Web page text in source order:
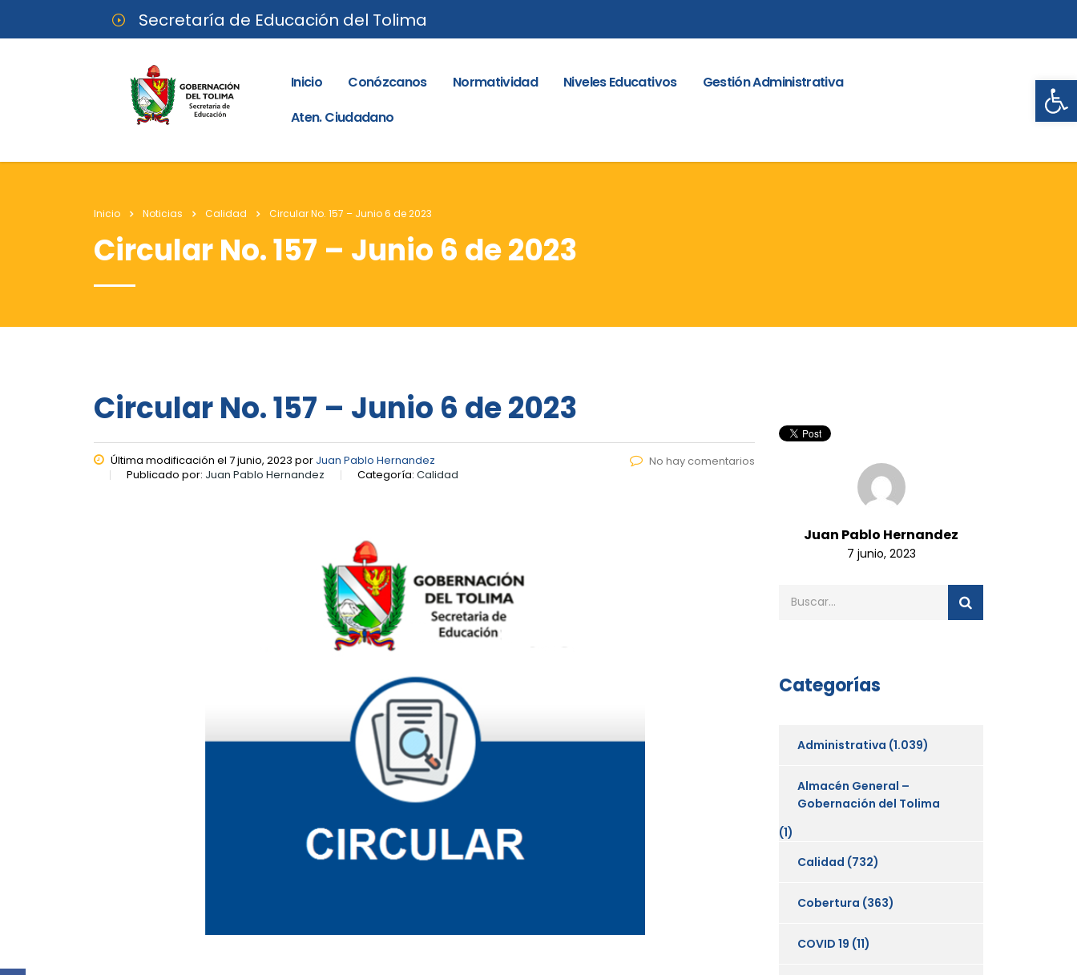
Secretaría de Educación del Tolima
Inicio Conózcanos Normatividad Niveles Educativos
Gestión Administrativa
Aten. Ciudadano
Inicio Noticias Calidad Circular No. 157 – Junio 6 de 2023
Circular No. 157 – Junio 6 de 2023
Circular No. 157 – Junio 6 de 2023
Última modificación el 7 junio, 2023 por Juan Pablo Hernandez
Publicado por: Juan Pablo Hernandez Categoría: Calidad
No hay comentarios
Juan Pablo Hernandez
7 junio, 2023
Categorías
Administrativa (1.039)
Almacén General –
Gobernación del Tolima
(1)
Calidad (732)
Cobertura (363)
COVID 19 (11)